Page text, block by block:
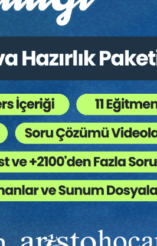
250 TL
Taşınmaz Hukuku Davaları